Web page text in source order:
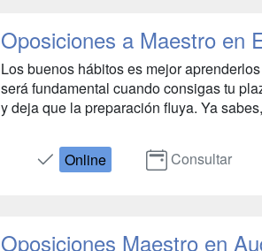
Oposiciones a Maestro en
Los buenos hábitos es mejor
será fundamental cuando consigas tu
y deja que la preparación fluya. Ya
Online Consultar
Oposiciones Maestro en